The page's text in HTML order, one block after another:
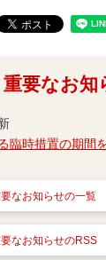
重要なお知
臨時措置の期間
なお知らせの一覧
なお知らせのRSS